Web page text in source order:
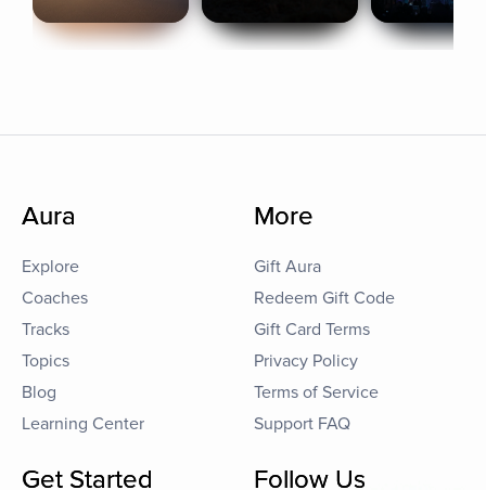
Aura
Explore
Coaches
Tracks
Topics
Blog
Learning Center
More
Gift Aura
Redeem Gift Code
Gift Card Terms
Privacy Policy
Terms of Service
Support FAQ
Get Started Follow Us